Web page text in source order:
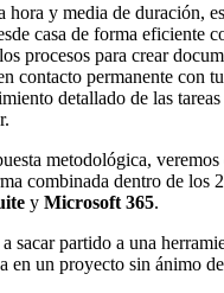
hora y media de duración,
casa de forma eficiente
procesos para crear
contacto permanente con
detallado de las
metodológica,
combinada dentro de los
y Microsoft 365.
sacar partido a una
en un proyecto sin ánimo